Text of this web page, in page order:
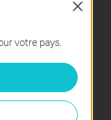
votre pays.
Close
du
dans vos
d'analyser vos
et ajuster les